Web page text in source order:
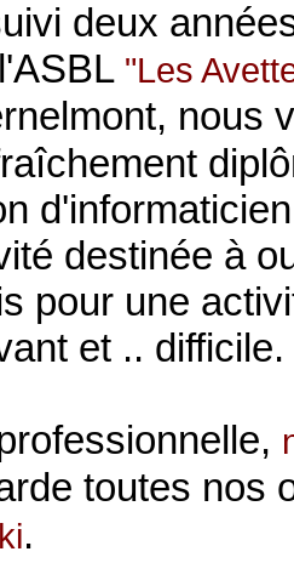
deux
"Les
nous
destinée à
pour une
et .. difficile.
toutes nos
.